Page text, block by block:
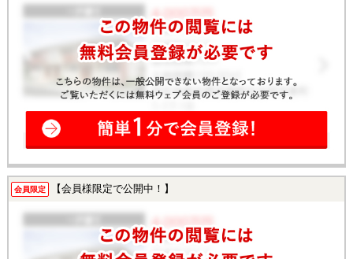
会員限定 【会員様限定で公開中！】